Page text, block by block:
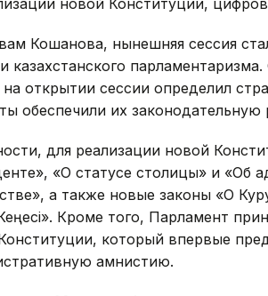
Кошанова, нынешняя сессия
казахстанского
на открытии сессии определил
обеспечили их законодательную
для реализации новой
«О статусе столицы» и «Об
а также новые законы «О
Кроме того, Парламент
который впервые
амнистию.